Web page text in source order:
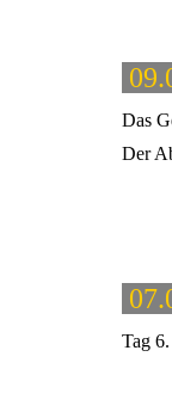
Das
Der
Tag 6.